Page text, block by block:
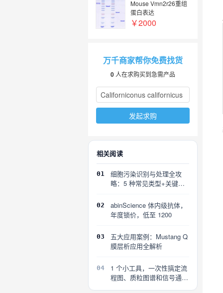
Mouse Vmn2r26重组
蛋白表达
￥2000
万千商家帮你免费找货
0 人在求购买到急需产品
发起求购
相关阅读
01
细胞污染识别与处理全攻
略：5 种常见类型+关键误
02
abinScience 体内级抗体，
年度锁价，低至 1200
03
五大应用案例：Mustang Q
膜层析应用全解析
04
1 个小工具，一次性搞定流
程图、质粒图谱和信号通路